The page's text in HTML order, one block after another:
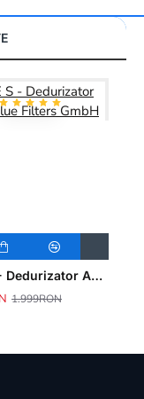
EOS 25 - Dedurizator apa - FitAqua
3.000RON